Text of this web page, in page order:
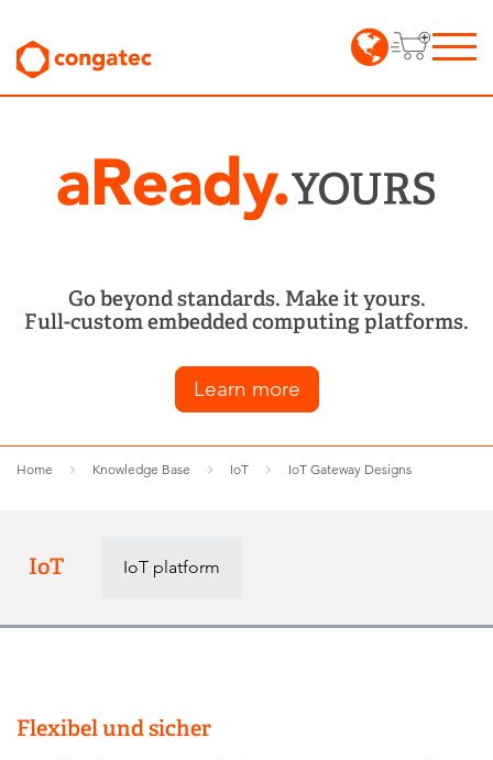
Go beyond standards. Make it yours.
Full-custom embedded computing platforms.
Learn more
Home Knowledge Base IoT IoT Gateway Designs
IoT IoT platform
Flexibel und sicher